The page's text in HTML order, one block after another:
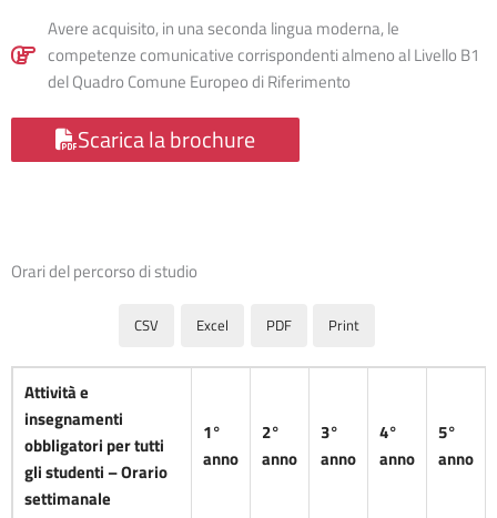
Avere acquisito, in una seconda lingua moderna, le
competenze comunicative corrispondenti almeno al Livello B1
del Quadro Comune Europeo di Riferimento
Scarica la brochure
Orari del percorso di studio
CSV Excel PDF Print
Attività e
insegnamenti
obbligatori per tutti
gli studenti – Orario
settimanale
1°
anno
2°
anno
3°
anno
4°
anno
5°
anno